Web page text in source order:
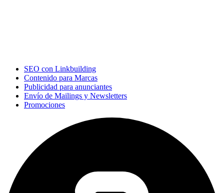
SEO con Linkbuilding
Contenido para Marcas
Publicidad para anunciantes
Envío de Mailings y Newsletters
Promociones